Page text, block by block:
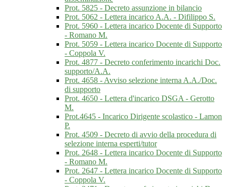
Prot. 5825 - Decreto assunzione in bilancio
Prot. 5062 - Lettera incarico A.A. - Difilippo S.
Prot. 5960 - Lettera incarico Docente di Supporto
- Romano M.
Prot. 5059 - Lettera incarico Docente di Supporto
- Coppola V.
Prot. 4877 - Decreto conferimento incarichi Doc.
supporto/A.A.
Prot. 4658 - Avviso selezione interna A.A./Doc.
di supporto
Prot. 4650 - Lettera d'incarico DSGA - Gerotto
M.
Prot.4645 - Incarico Dirigente scolastico - Lamon
P.
Prot. 4509 - Decreto di avvio della procedura di
selezione interna esperti/tutor
Prot. 2648 - Lettera incarico Docente di Supporto
- Romano M.
Prot. 2647 - Lettera incarico Docente di Supporto
- Coppola V.